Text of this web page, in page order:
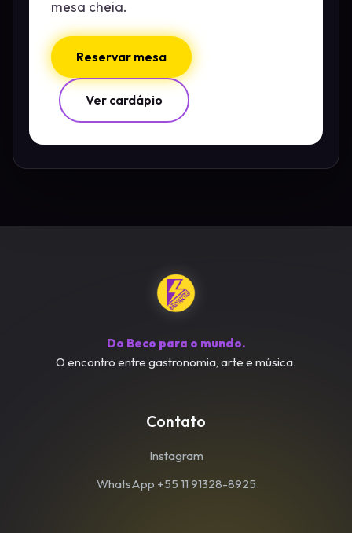
mesa cheia.
Reservar mesa
Ver cardápio
Do Beco para o mundo.
O encontro entre gastronomia, arte e música.
Contato
Instagram
WhatsApp +55 11 91328-8925